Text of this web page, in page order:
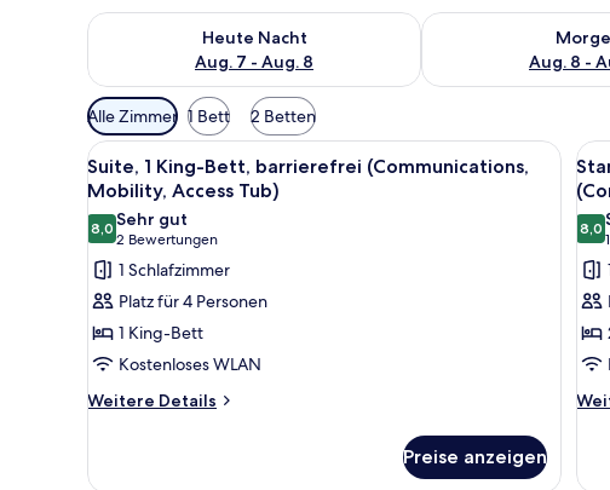
Heute Nacht
Aug. 7 - Aug. 8
Überprüfe die Verfügbarkeit für heute Nacht, Aug. 7 - Aug. 8.
Aug. 8 -
Überprüfe die
Verfügbare
Filter
für
Zimmer
Alle Zimmer 1 Bett 2 Betten
Alle
Fotos
für
Suite,
1 King-
Bett,
barrierefrei
(Communications,
Mobility,
Access
Zimmersafe, Schreibtisch, Bügeleisen/
4
Suite, 1 King-Bett, barrierefrei (Communications,
Mobility, Access Tub)
8,08,0 von 10
Sehr gut
2 Bewertungen
(2
Bewertungen)
1 Schlafzimmer
Platz für 4 Personen
1 King-Bett
Kostenloses WLAN
Weitere Details
Weitere
Preise anzeigen
Alle
für
2
2
8,0